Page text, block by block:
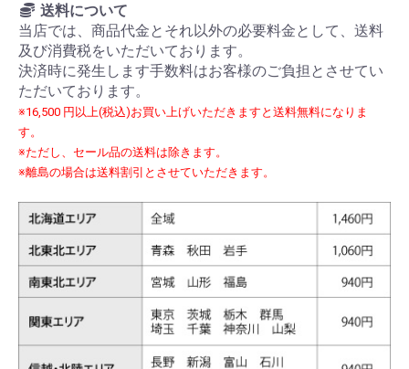
送料について
当店では、商品代金とそれ以外の必要料金として、送料
及び消費税をいただいております。
決済時に発生します手数料はお客様のご負担とさせてい
ただいております。
※16,500 円以上(税込)お買い上げいただきますと送料無料になりま
す。
※ただし、セール品の送料は除きます。
※離島の場合は送料割引とさせていただきます。